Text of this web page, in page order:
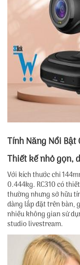
Tính Năng Nổi
Thiết kế nhỏ gọn,
Với kích thước chỉ
0.444kg. RC310 có
thường nhưng sở hữu
dàng lắp đặt trên bàn,
nhiều không gian sử
studio livestream.